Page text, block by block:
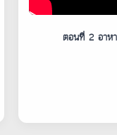
ตอนที่ 2 อาห